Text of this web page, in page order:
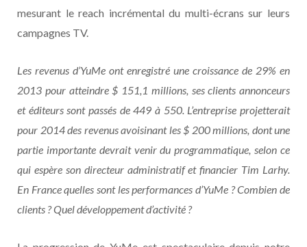
mesurant le reach incrémental du multi-écrans sur leurs
campagnes TV.
Les revenus d’YuMe ont enregistré une croissance de 29% en
2013 pour atteindre $ 151,1 millions, ses clients annonceurs
et éditeurs sont passés de 449 à 550. L’entreprise projetterait
pour 2014 des revenus avoisinant les $ 200 millions, dont une
partie importante devrait venir du programmatique, selon ce
qui espère son directeur administratif et financier Tim Larhy.
En France quelles sont les performances d’YuMe ? Combien de
clients ? Quel développement d’activité ?